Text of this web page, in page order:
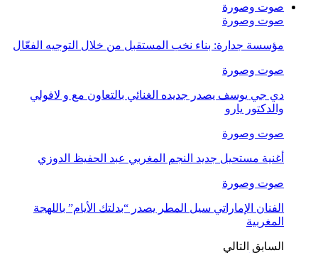
صوت وصورة
صوت وصورة
مؤسسة جدارة: بناء نخب المستقبل من خلال التوجيه الفعّال
صوت وصورة
دي جي يوسف يصدر جديده الغنائي بالتعاون مع و لافولي
والدكتور يارو
صوت وصورة
أغنية مستحيل جديد النجم المغربي عبد الحفيظ الدوزي
صوت وصورة
الفنان الإماراتي سيل المطر يصدر “بدلتك الأيام” باللهجة
المغربية
السابق التالي